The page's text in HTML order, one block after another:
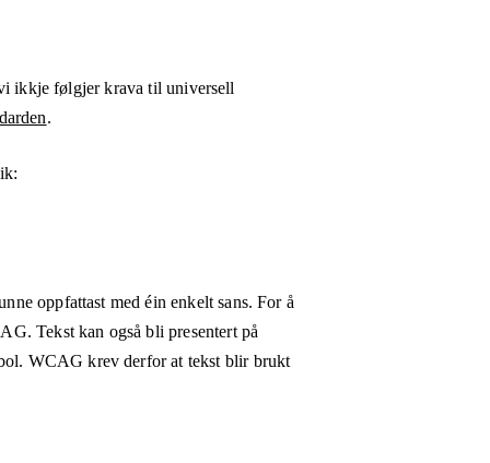
ikkje følgjer krava til universell
.
oppfattast med éin enkelt sans. For å
Tekst kan også bli presentert på
WCAG krev derfor at tekst blir brukt